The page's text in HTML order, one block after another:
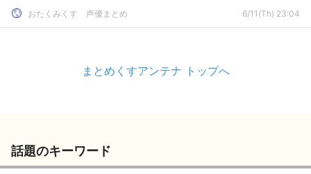
おたくみくす 声優まとめ 6/11(Th) 23:04
まとめくすアンテナ トップへ
話題のキーワード